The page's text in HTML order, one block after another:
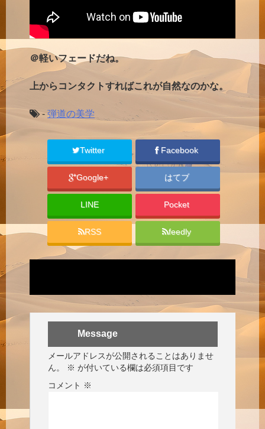
＠軽いフェードだね。
上からコンタクトすればこれが自然なのかな。
- 弾道の美学
Twitter Facebook
Google+ はてブ
LINE Pocket
RSS feedly
Message
メールアドレスが公開されることはありませ
ん。
※ が付いている欄は必須項目です
コメント ※